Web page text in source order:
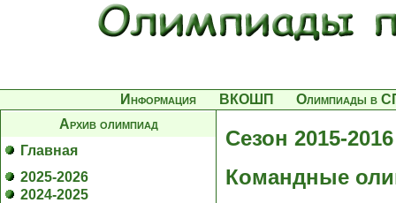
Информация ВКОШП
Олимпиады в
Архив олимпиад
Главная
2025-2026
2024-2025
Сезон 2015-2016
Командные